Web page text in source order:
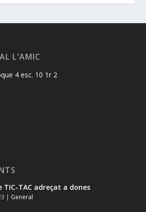
L’AMIC
4 esc. 10 1r 2
TIC-TAC adreçat a dones
| General